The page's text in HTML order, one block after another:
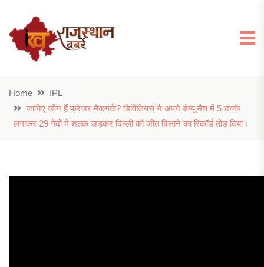
Home
IPL
जानिए कौन हैं फ्रेजर मैकगर्क? डिविलियर्स ने अपने डेब्यू मैच में 5 छक्के
लगाकर 29 गेंदों में शतक जड़कर दिल्ली को जीत दिलाने का रिकॉर्ड तोड़ दिया।